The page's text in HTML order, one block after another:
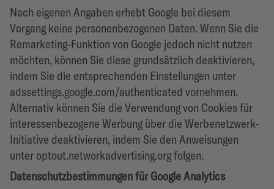
Nach eigenen Angaben erhebt Google bei diesem
Vorgang keine personenbezogenen Daten. Wenn Sie die
Remarketing-Funktion von Google jedoch nicht nutzen
möchten, können Sie diese grundsätzlich deaktivieren,
indem Sie die entsprechenden Einstellungen unter
adssettings.google.com/authenticated vornehmen.
Alternativ können Sie die Verwendung von Cookies für
interessenbezogene Werbung über die Werbenetzwerk-
Initiative deaktivieren, indem Sie den Anweisungen
unter optout.networkadvertising.org folgen.
Datenschutzbestimmungen für Google Analytics